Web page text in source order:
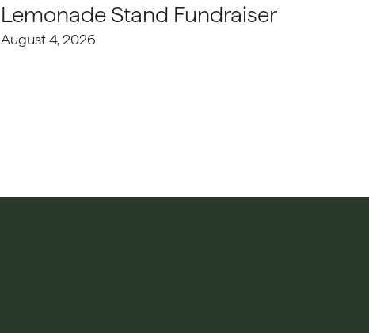
Lemonade Stand Fundraiser
August 4, 2026